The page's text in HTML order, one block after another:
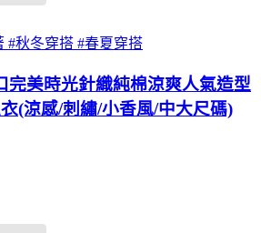
#秋冬穿搭 #春夏穿搭
完美時光針織純棉涼爽人氣造型
(涼感/刺繡/小香風/中大尺碼)